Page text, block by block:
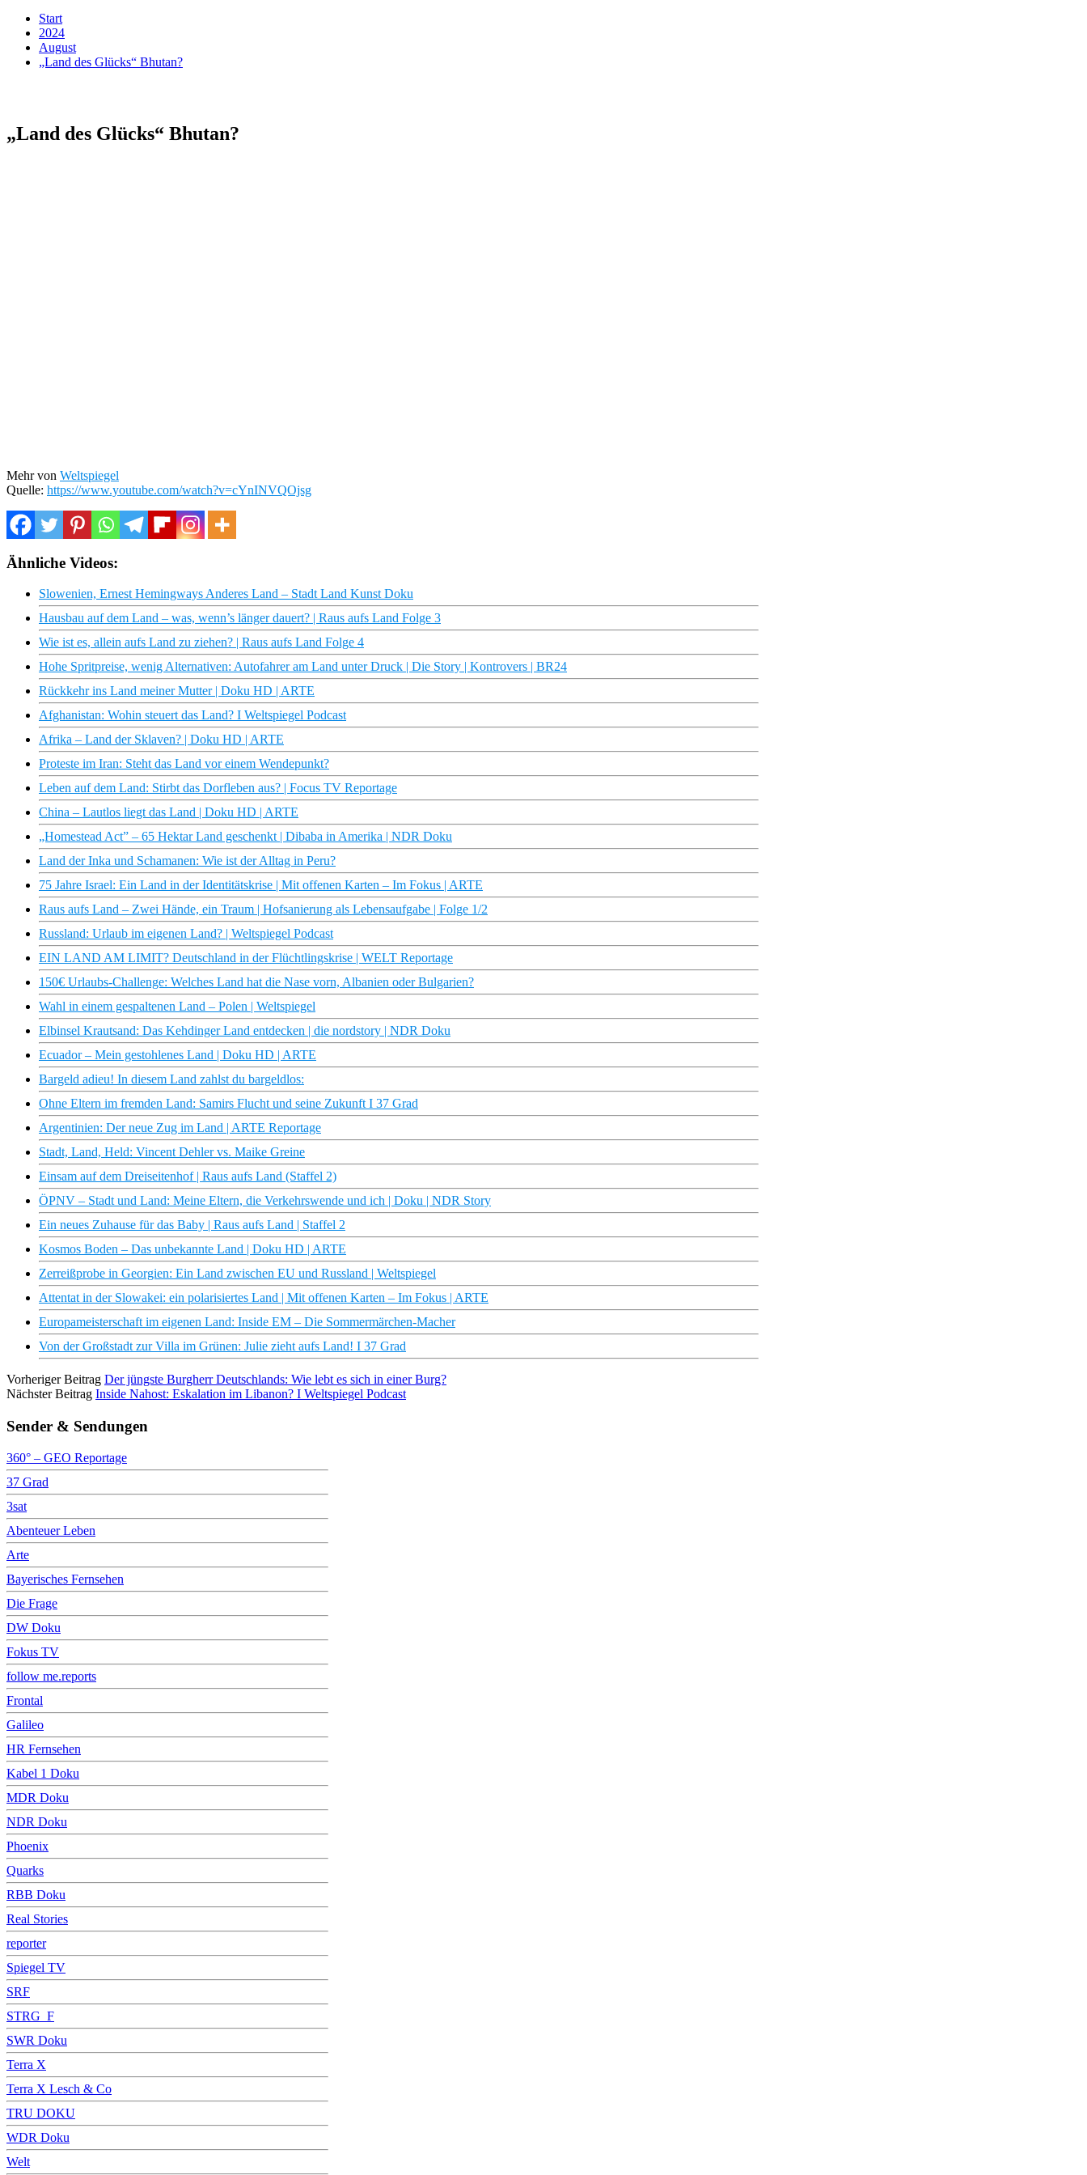
Start
2024
August
„Land des Glücks“ Bhutan?
„Land des Glücks“ Bhutan?
Mehr von Weltspiegel
Quelle: https://www.youtube.com/watch?v=cYnINVQOjsg
Ähnliche Videos:
Slowenien, Ernest Hemingways Anderes Land – Stadt Land Kunst Doku
Hausbau auf dem Land – was, wenn’s länger dauert? | Raus aufs Land Folge 3
Wie ist es, allein aufs Land zu ziehen? | Raus aufs Land Folge 4
Hohe Spritpreise, wenig Alternativen: Autofahrer am Land unter Druck | Die Story | Kontrovers | BR24
Rückkehr ins Land meiner Mutter | Doku HD | ARTE
Afghanistan: Wohin steuert das Land? I Weltspiegel Podcast
Afrika – Land der Sklaven? | Doku HD | ARTE
Proteste im Iran: Steht das Land vor einem Wendepunkt?
Leben auf dem Land: Stirbt das Dorfleben aus? | Focus TV Reportage
China – Lautlos liegt das Land | Doku HD | ARTE
„Homestead Act” – 65 Hektar Land geschenkt | Dibaba in Amerika | NDR Doku
Land der Inka und Schamanen: Wie ist der Alltag in Peru?
75 Jahre Israel: Ein Land in der Identitätskrise | Mit offenen Karten – Im Fokus | ARTE
Raus aufs Land – Zwei Hände, ein Traum | Hofsanierung als Lebensaufgabe | Folge 1/2
Russland: Urlaub im eigenen Land? | Weltspiegel Podcast
EIN LAND AM LIMIT? Deutschland in der Flüchtlingskrise | WELT Reportage
150€ Urlaubs-Challenge: Welches Land hat die Nase vorn, Albanien oder Bulgarien?
Wahl in einem gespaltenen Land – Polen | Weltspiegel
Elbinsel Krautsand: Das Kehdinger Land entdecken | die nordstory | NDR Doku
Ecuador – Mein gestohlenes Land | Doku HD | ARTE
Bargeld adieu! In diesem Land zahlst du bargeldlos:
Ohne Eltern im fremden Land: Samirs Flucht und seine Zukunft I 37 Grad
Argentinien: Der neue Zug im Land | ARTE Reportage
Stadt, Land, Held: Vincent Dehler vs. Maike Greine
Einsam auf dem Dreiseitenhof | Raus aufs Land (Staffel 2)
ÖPNV – Stadt und Land: Meine Eltern, die Verkehrswende und ich | Doku | NDR Story
Ein neues Zuhause für das Baby | Raus aufs Land | Staffel 2
Kosmos Boden – Das unbekannte Land | Doku HD | ARTE
Zerreißprobe in Georgien: Ein Land zwischen EU und Russland | Weltspiegel
Attentat in der Slowakei: ein polarisiertes Land | Mit offenen Karten – Im Fokus | ARTE
Europameisterschaft im eigenen Land: Inside EM – Die Sommermärchen-Macher
Von der Großstadt zur Villa im Grünen: Julie zieht aufs Land! I 37 Grad
Vorheriger Beitrag Der jüngste Burgherr Deutschlands: Wie lebt es sich in einer Burg?
Nächster Beitrag Inside Nahost: Eskalation im Libanon? I Weltspiegel Podcast
Sender & Sendungen
360° – GEO Reportage
37 Grad
3sat
Abenteuer Leben
Arte
Bayerisches Fernsehen
Die Frage
DW Doku
Fokus TV
follow me.reports
Frontal
Galileo
HR Fernsehen
Kabel 1 Doku
MDR Doku
NDR Doku
Phoenix
Quarks
RBB Doku
Real Stories
reporter
Spiegel TV
SRF
STRG_F
SWR Doku
Terra X
Terra X Lesch & Co
TRU DOKU
WDR Doku
Welt